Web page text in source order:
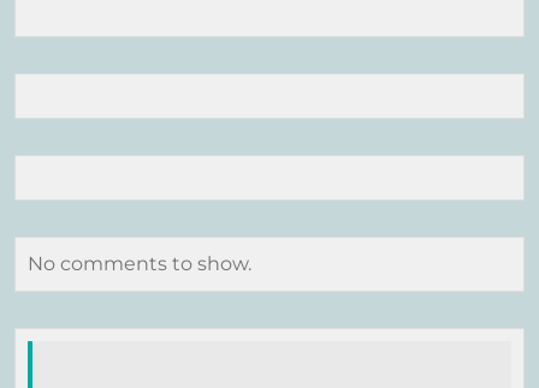
No comments to show.